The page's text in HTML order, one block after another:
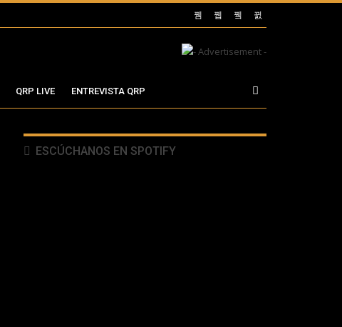
QRP LIVE ENTREVISTA QRP
ESCÚCHANOS EN SPOTIFY